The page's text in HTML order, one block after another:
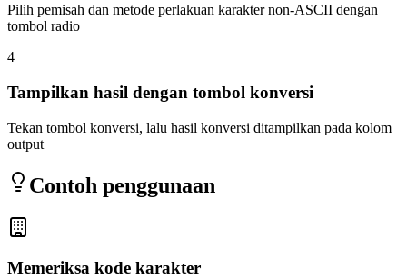
Pilih pemisah dan metode perlakuan karakter non-ASCII dengan
tombol radio
4
Tampilkan hasil dengan tombol konversi
Tekan tombol konversi, lalu hasil konversi ditampilkan pada kolom
output
Contoh penggunaan
Memeriksa kode karakter